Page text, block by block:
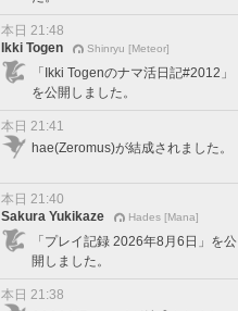
本日 21:48
Ikki Togen
Shinryu [Meteor]
「Ikki Togenのナマ活日記#2012」
を公開しました。
本日 21:41
hae(Zeromus)が結成されました。
本日 21:40
Sakura Yukikaze
Hades [Mana]
「プレイ記録 2026年8月6日」を公
開しました。
本日 21:38